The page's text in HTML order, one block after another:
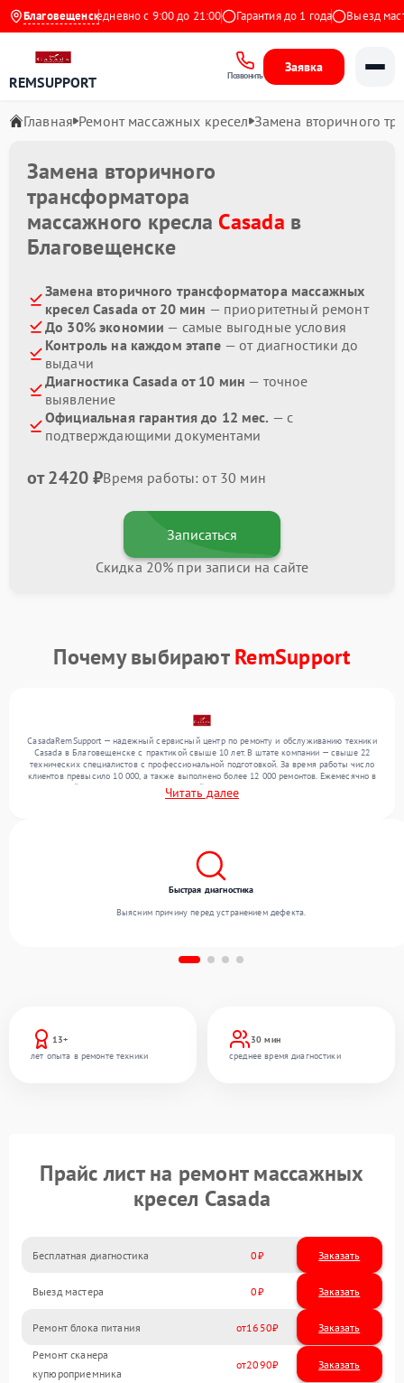
Благовещенск
Яндекс Ежедневно с 9:00 до 21:00 Гарантия до 1 года Выезд
REMSUPPORT Позвонить
Заявка
Главная Ремонт массажных кресел Замена вторичного
Замена вторичного
трансформатора
массажного кресла Casada в
Благовещенске
Замена вторичного трансформатора массажных
кресел Casada от 20 мин — приоритетный ремонт
До 30% экономии — самые выгодные условия
Контроль на каждом этапе — от диагностики до
выдачи
Диагностика Casada от 10 мин — точное
выявление
Официальная гарантия до 12 мес. — с
подтверждающими документами
от 2420 ₽Время работы: от 30 мин
Записаться
Скидка 20% при записи на сайте
Почему выбираютRemSupport
CasadaRemSupport — надежный сервисный центр по ремонту и обслуживанию техники
Casada в Благовещенске с практикой свыше 10 лет. В штате компании — свыше 22
технических специалистов с профессиональной подготовкой. За время работы число
клиентов превысило 10 000, а также выполнено более 12 000 ремонтов. Ежемесячно в
сервисный центр поступает от 300 устройств, включая , , . Мы работаем с широким
спектром неисправностей и гарантируем высокое качество обслуживания благодаря
Читать далее
13+
лет опыта в ремонте техники
30 мин
среднее время диагностики
Быстрая диагностика
Выясним причину перед устранением дефекта.
Прайс лист на ремонт массажных
кресел Casada
Бесплатная диагностика 0 Заказать
Выезд мастера 0 Заказать
Ремонт блока питания 1650
Ремонт сканера
купюроприемника
2090